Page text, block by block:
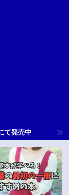
て発売中